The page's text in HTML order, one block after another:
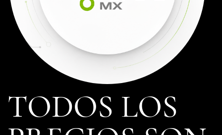
TODOS LOS